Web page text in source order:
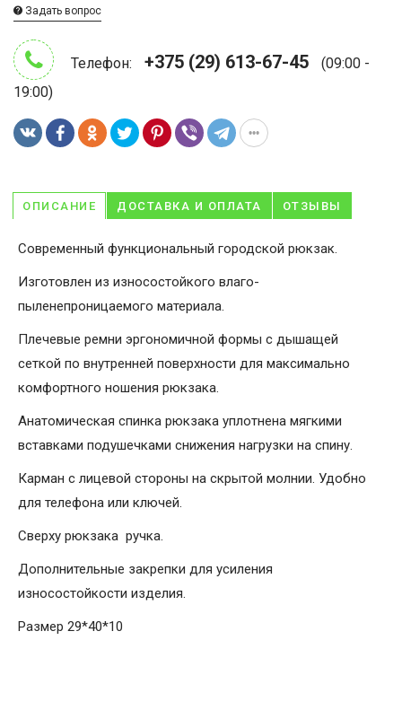
Задать вопрос
Телефон: +375 (29) 613-67-45
(09:00 -
19:00)
ОПИСАНИЕ ДОСТАВКА И ОПЛАТА ОТЗЫВЫ
Современный функциональный городской рюкзак.
Изготовлен из износостойкого влаго-
пыленепроницаемого материала.
Плечевые ремни эргономичной формы с дышащей
сеткой по внутренней поверхности для максимально
комфортного ношения рюкзака.
Анатомическая спинка рюкзака уплотнена мягкими
вставками подушечками снижения нагрузки на спину.
Карман с лицевой стороны на скрытой молнии. Удобно
для телефона или ключей.
Сверху рюкзака ручка.
Дополнительные закрепки для усиления
износостойкости изделия.
Размер 29*40*10